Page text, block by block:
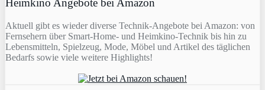
Heimkino Angebote bei Amazon
Aktuell gibt es wieder diverse Technik-Angebote bei Amazon: von
Fernsehern über Smart-Home- und Heimkino-Technik bis hin zu
Lebensmitteln, Spielzeug, Mode, Möbel und Artikel des täglichen
Bedarfs sowie viele weitere Highlights!